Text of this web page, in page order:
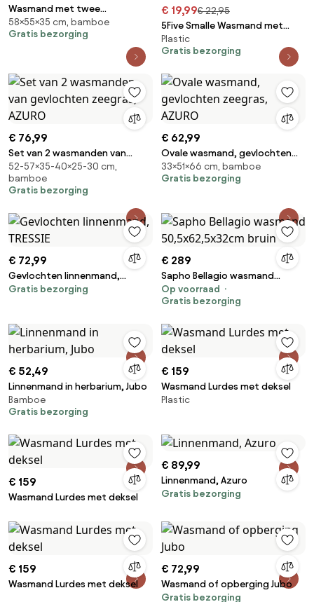
Wasmand met twee
compartimenten, van
gevlochten zeegras, AZURO
58×55×35 cm, bamboe
Gratis bezorging
€ 19,99€ 22,95
5Five Smalle Wasmand met
Deksel – Donkergrijs – Rotan
Gevlochten Kunststof – 40 L –
Plastic
Gratis bezorging
€ 76,99
Set van 2 wasmanden van
gevlochten zeegras, AZURO
52-57×35-40×25-30 cm,
bamboe
Gratis bezorging
€ 62,99
Ovale wasmand, gevlochten
zeegras, AZURO
33×51×66 cm, bamboe
Gratis bezorging
€ 72,99
Gevlochten linnenmand,
TRESSIE
Gratis bezorging
€ 289
Sapho Bellagio wasmand
50,5x62,5x32cm bruin
Op voorraad
Gratis bezorging
€ 52,49
Linnenmand in herbarium, Jubo
Bamboe
Gratis bezorging
€ 159
Wasmand Lurdes met deksel
Plastic
€ 159
Wasmand Lurdes met deksel
€ 89,99
Linnenmand, Azuro
Gratis bezorging
€ 159
Wasmand Lurdes met deksel
€ 72,99
Wasmand of opberging Jubo
Gratis bezorging